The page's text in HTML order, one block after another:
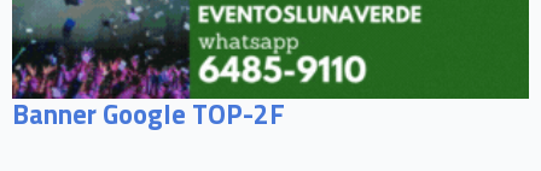
Banner Google TOP-2F